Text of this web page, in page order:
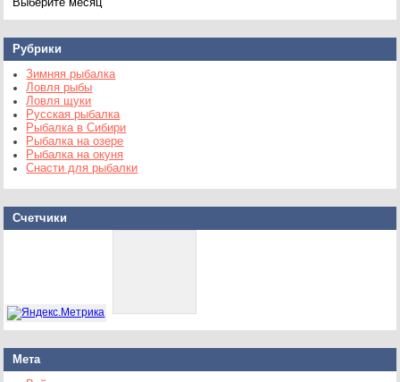
Рубрики
Зимняя рыбалка
Ловля рыбы
Ловля щуки
Русская рыбалка
Рыбалка в Сибири
Рыбалка на озере
Рыбалка на окуня
Снасти для рыбалки
Счетчики
Мета